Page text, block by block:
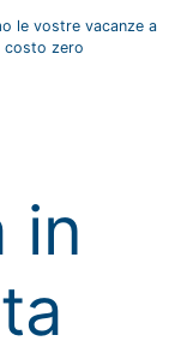
le vostre vacanze a
costo zero
in